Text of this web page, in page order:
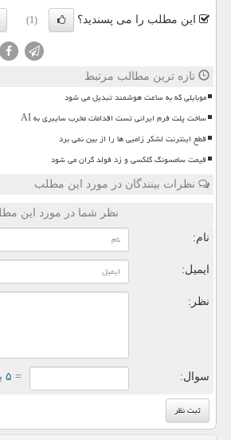
این مطلب را می پسندید؟ (1)
تازه ترین مطالب مرتبط
موبایلی که به ساعت هوشمند تبدیل می شود
ساخت پلت فرم ایرانی تست اقدامات مخرب سایبری به AI
قطع اینترنت لشکر زامبی ها را از بین نمی برد
قیمت سامسونگ گلکسی و زد فولد گران می شود
نظرات بینندگان در مورد این مطلب
نظر شما در مورد این
نام:
ایمیل:
نظر:
سوال: = ۵ بعلاوه ۲